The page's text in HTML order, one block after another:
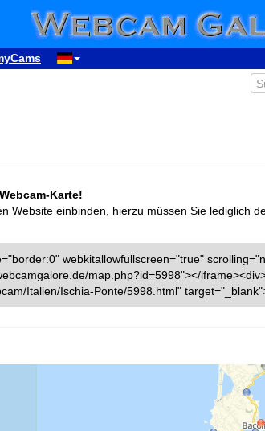
Karte!
Website einbinden, hierzu müssen Sie lediglich
webkitallowfullscreen="true"
map.php?id=5998"></
Italien/Ischia-Ponte/5998.html"